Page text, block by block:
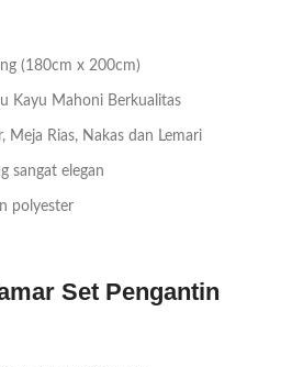
(180cm x 200cm)
Kayu Mahoni Berkualitas
Meja Rias, Nakas dan Lemari
sangat elegan
polyester
Set Pengantin